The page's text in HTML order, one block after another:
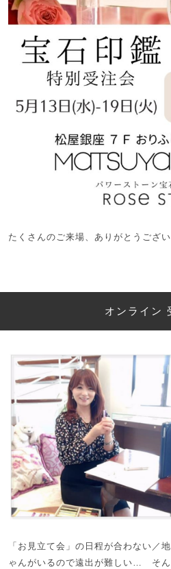
たくさんのご来場、ありがとうござい
オンライン
「お見立て会」の日程が合わない／
ゃんがいるので遠出が難しい… そん